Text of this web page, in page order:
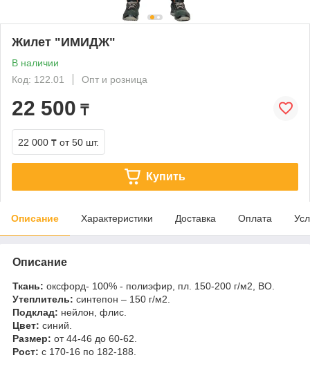
Жилет "ИМИДЖ"
В наличии
Код: 122.01
Опт и розница
22 500 ₸
22 000 ₸ от 50 шт.
Купить
Описание Характеристики Доставка Оплата
Описание
Ткань: оксфорд- 100% - полиэфир, пл. 150-200 г/м2, ВО.
Утеплитель: синтепон – 150 г/м2.
Подклад: нейлон, флис.
Цвет: синий.
Размер: от 44-46 до 60-62.
Рост: с 170-16 по 182-188.